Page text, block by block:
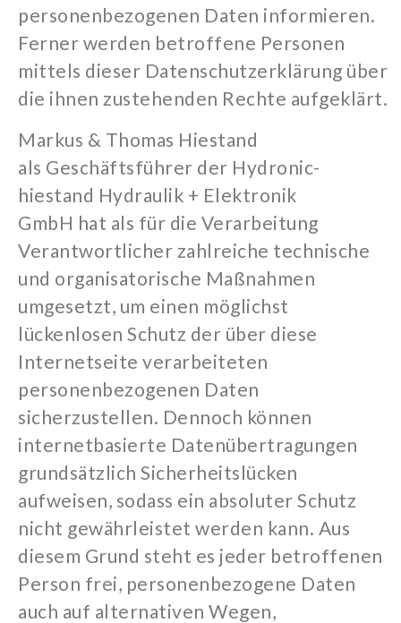
personenbezogenen Daten informieren.
Ferner werden betroffene Personen
mittels dieser Datenschutzerklärung über
die ihnen zustehenden Rechte aufgeklärt.
Markus & Thomas Hiestand
als Geschäftsführer der Hydronic-
hiestand Hydraulik + Elektronik
GmbH hat als für die Verarbeitung
Verantwortlicher zahlreiche technische
und organisatorische Maßnahmen
umgesetzt, um einen möglichst
lückenlosen Schutz der über diese
Internetseite verarbeiteten
personenbezogenen Daten
sicherzustellen. Dennoch können
internetbasierte Datenübertragungen
grundsätzlich Sicherheitslücken
aufweisen, sodass ein absoluter Schutz
nicht gewährleistet werden kann. Aus
diesem Grund steht es jeder betroffenen
Person frei, personenbezogene Daten
auch auf alternativen Wegen,